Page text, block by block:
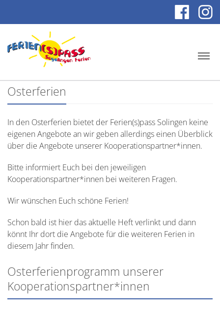
Osterferien
In den Osterferien bietet der Ferien(s)pass Solingen keine
eigenen Angebote an wir geben allerdings einen Überblick
über die Angebote unserer Kooperationspartner*innen.
Bitte informiert Euch bei den jeweiligen
Kooperationspartner*innen bei weiteren Fragen.
Wir wünschen Euch schöne Ferien!
Schon bald ist hier das aktuelle Heft verlinkt und dann
könnt Ihr dort die Angebote für die weiteren Ferien in
diesem Jahr finden.
Osterferienprogramm unserer
Kooperationspartner*innen